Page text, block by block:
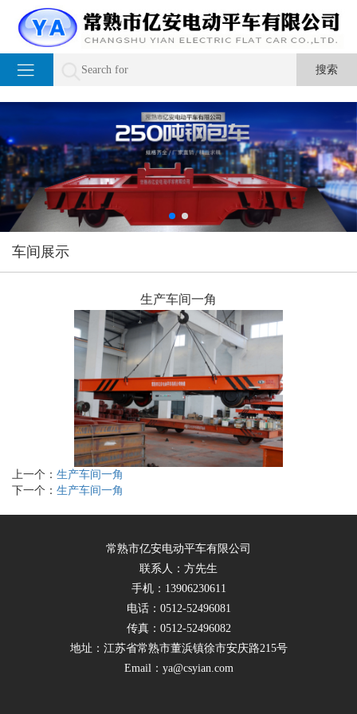
车间展示
生产车间一角
上一个： 生产车间一角
下一个： 生产车间一角
常熟市亿安电动平车有限公司
联系人：方先生
手机：13906230611
电话：0512-52496081
传真：0512-52496082
地址：江苏省常熟市董浜镇徐市安庆路215号
Email：ya@csyian.com